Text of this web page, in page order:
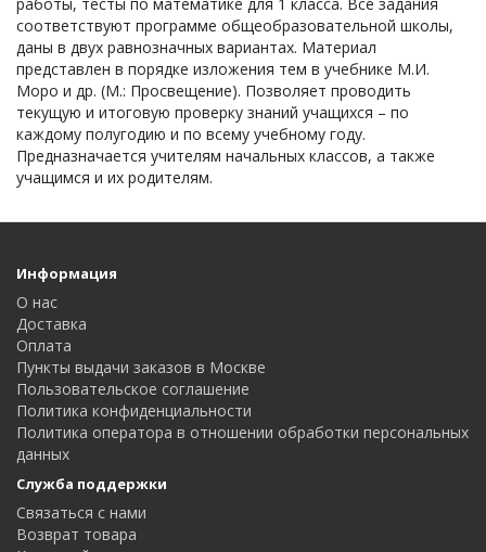
соответствуют программе общеобразовательной школы,
даны в двух равнозначных вариантах. Материал
представлен в порядке изложения тем в учебнике М.И.
Моро и др. (М.: Просвещение). Позволяет проводить
текущую и итоговую проверку знаний учащихся – по
каждому полугодию и по всему учебному году.
Предназначается учителям начальных классов, а также
учащимся и их родителям.
Информация
О нас
Доставка
Оплата
Пункты выдачи заказов в Москве
Пользовательское соглашение
Политика конфиденциальности
Политика оператора в отношении обработки персональных
данных
Служба поддержки
Связаться с нами
Возврат товара